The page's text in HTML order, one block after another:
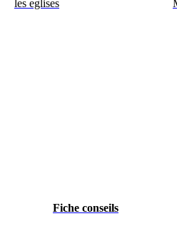
Fiche conseils